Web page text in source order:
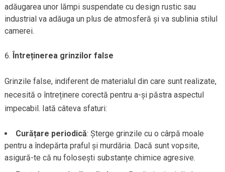
adăugarea unor lămpi suspendate cu design rustic sau
industrial va adăuga un plus de atmosferă și va sublinia stilul
camerei.
Întreținerea grinzilor false
Grinzile false, indiferent de materialul din care sunt realizate,
necesită o întreținere corectă pentru a-și păstra aspectul
impecabil. Iată câteva sfaturi:
Curățare periodică: Șterge grinzile cu o cârpă moale
pentru a îndepărta praful și murdăria. Dacă sunt vopsite,
asigură-te că nu folosești substanțe chimice agresive.